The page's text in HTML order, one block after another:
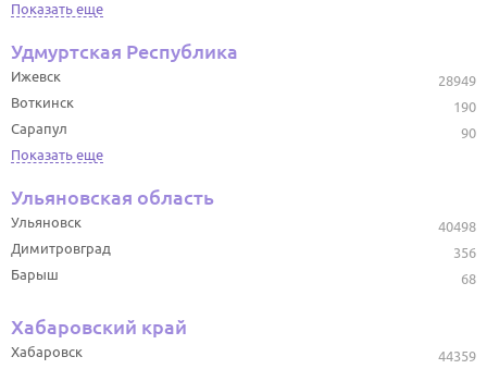
Показать еще
Удмуртская Республика
28949
Ижевск
190
Воткинск
90
Сарапул
Показать еще
Ульяновская область
40498
Ульяновск
356
Димитровград
68
Барыш
Хабаровский край
44359
Хабаровск